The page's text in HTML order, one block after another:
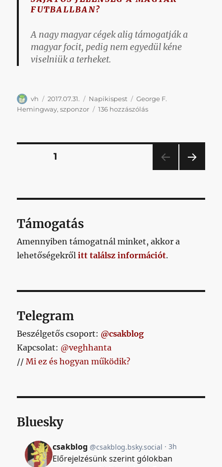
FUTBALLBAN?
A nagy magyar cégek alig támogatják a
magyar focit, pedig nem egyedül kéne
viselniük a terheket.
Szerző
vh Közzétéve
2017.07.31. Kategória
Napikispest Címke
George F.
Hemingway,szponzor 136 hozzászólásNapikispest
Bejegyzések
OLDAL1
OLD
Támogatás
Amennyiben támogatnál minket, akkor a
lehetőségekrőlitt találsz információt.
Telegram
Beszélgetős csoport: @csakblog
Kapcsolat: @veghhanta
//Mi ez és hogyan működik?
Bluesky